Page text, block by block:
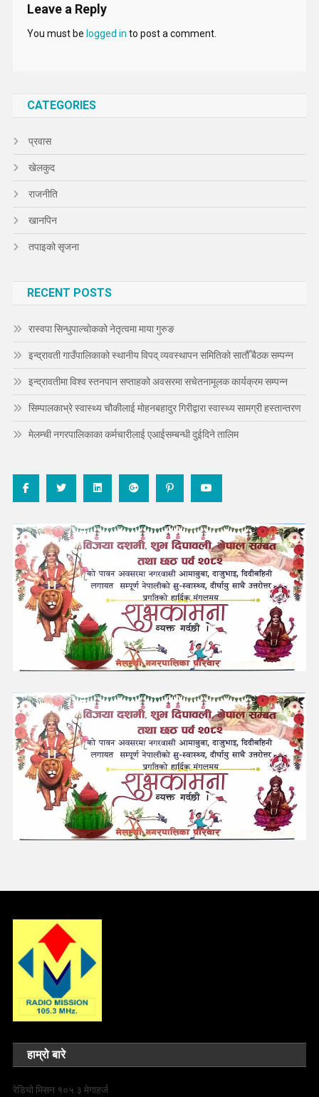
Leave a Reply
You must be logged in to post a comment.
CATEGORIES
प्रवास
खेलकुद
राजनीति
खानपिन
तपाइको सृजना
RECENT POSTS
रास्वपा सिन्धुपाल्चोकको नेतृत्वमा माया गुरुङ
इन्द्रावती गाउँपालिकाको स्थानीय विपद् व्यवस्थापन समितिको सातौँ बैठक सम्पन्न
इन्द्रावतीमा विश्व स्तनपान सप्ताहको अवसरमा सचेतनामूलक कार्यक्रम सम्पन्न
सिम्पालकाभ्रे स्वास्थ्य चौकीलाई मोहनबहादुर गिरीद्वारा स्वास्थ्य सामग्री हस्तान्तरण
मेलम्ची नगरपालिकाका कर्मचारीलाई एआईसम्बन्धी दुईदिने तालिम
हाम्रो बारे
रेडियो मिसन १०५.३ मेगाहर्ज